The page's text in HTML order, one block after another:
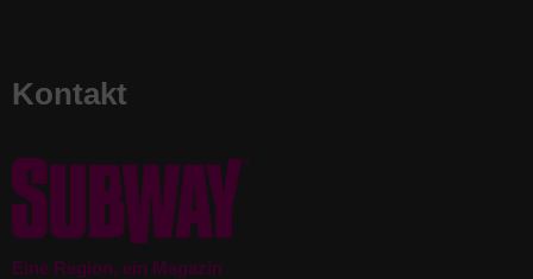
Kontakt
Eine Region, ein Magazin